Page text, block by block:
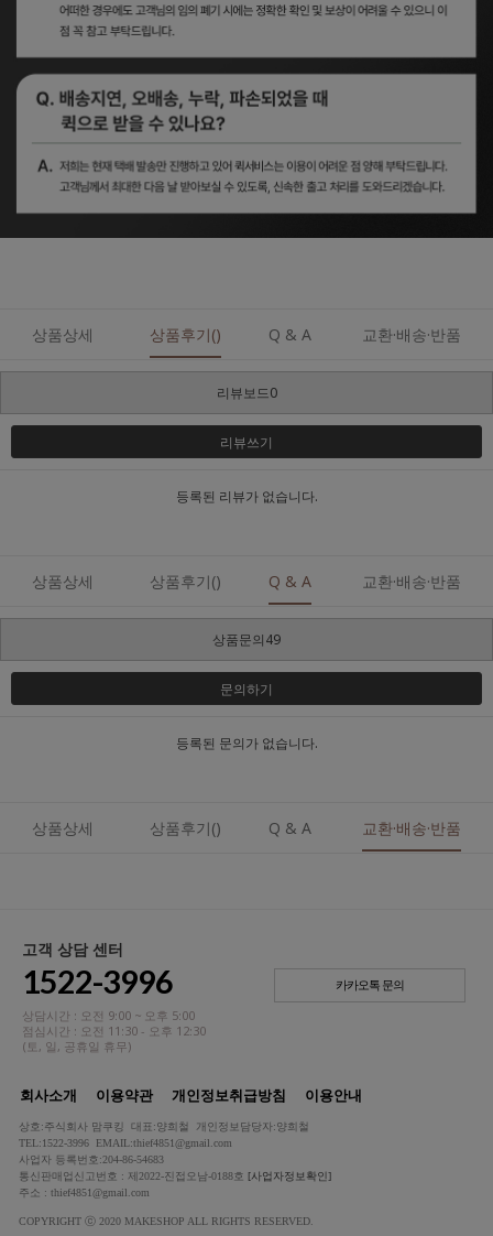
상품상세 상품후기() Q & A 교환·배송·반품
리뷰보드0
리뷰쓰기
등록된 리뷰가 없습니다.
상품상세 상품후기() Q & A 교환·배송·반품
상품문의49
문의하기
등록된 문의가 없습니다.
상품상세 상품후기() Q & A 교환·배송·반품
고객 상담 센터
1522-3996
상담시간 : 오전 9:00 ~ 오후 5:00
점심시간 : 오전 11:30 - 오후 12:30
(토, 일, 공휴일 휴무)
카카오톡 문의
회사소개 이용약관 개인정보취급방침 이용안내
상호:주식회사 맘쿠킹 대표:양희철 개인정보담당자:양희철
TEL:1522-3996 EMAIL:thief4851@gmail.com
사업자 등록번호:204-86-54683
통신판매업신고번호 : 제2022-진접오남-0188호 [사업자정보확인]
주소 : thief4851@gmail.com
COPYRIGHT ⓒ 2020 MAKESHOP ALL RIGHTS RESERVED.